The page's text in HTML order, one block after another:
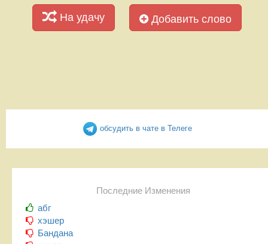
На удачу Добавить слово
обсудить в чате в Телеге
Последние Изменения
абг
хэшер
Бандана